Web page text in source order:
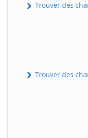
Trouver des
Trouver des